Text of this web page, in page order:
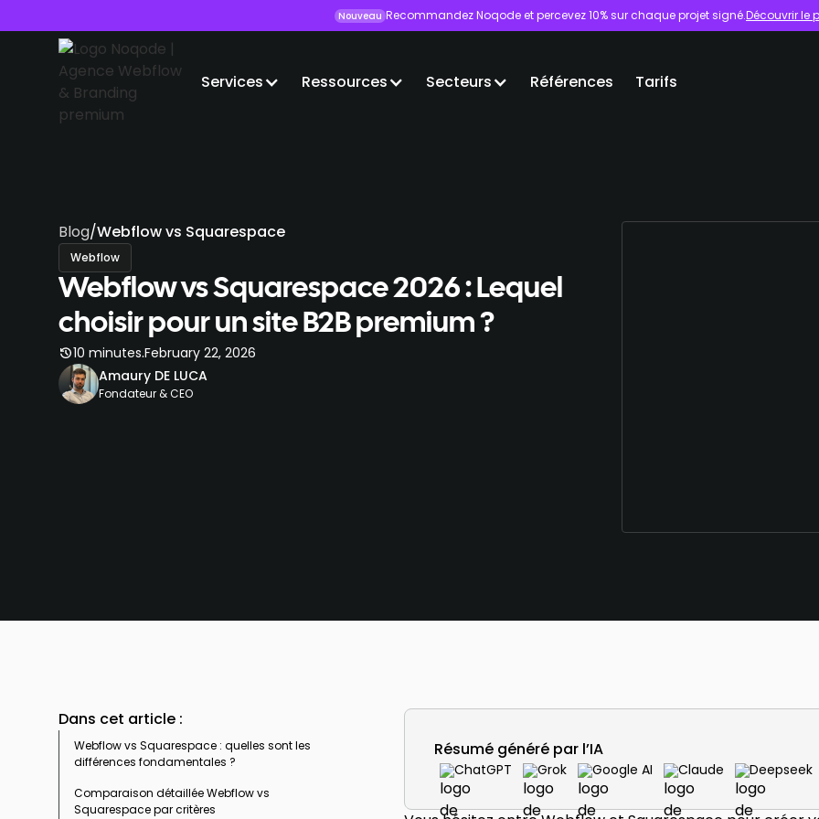
Nouveau Recommandez Noqode et percevez 10% sur chaque projet signé.Découvrir le
Services Ressources Secteurs Références Tarifs
Blog/Webflow vs Squarespace
Webflow
Webflow vs Squarespace 2026 : Lequel
choisir pour un site B2B premium ?
10 minutes.February 22, 2026
Amaury DE LUCA
Fondateur & CEO
Dans cet article :
Webflow vs Squarespace : quelles sont les
différences fondamentales ?
Philosophie plateforme : contrôle total vs
esthétique accessible
Comparaison détaillée Webflow vs
Squarespace par critères
Résumé généré par l’IA
ChatGPT Grok Google AI Claude Deepseek